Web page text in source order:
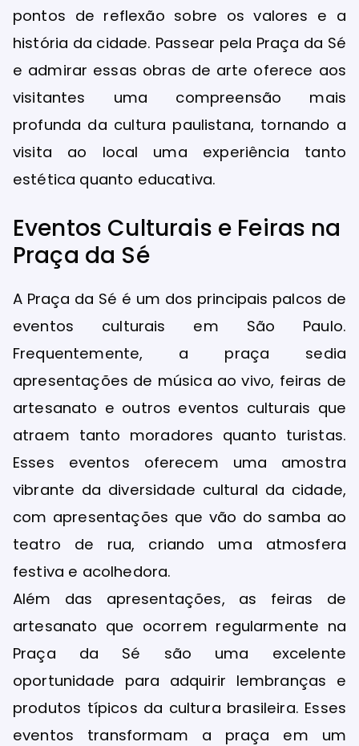
pontos de reflexão sobre os valores e a
história da cidade. Passear pela Praça da Sé
e admirar essas obras de arte oferece aos
visitantes uma compreensão mais
profunda da cultura paulistana, tornando a
visita ao local uma experiência tanto
estética quanto educativa.
Eventos Culturais e Feiras na
Praça da Sé
A Praça da Sé é um dos principais palcos de
eventos culturais em São Paulo.
Frequentemente, a praça sedia
apresentações de música ao vivo, feiras de
artesanato e outros eventos culturais que
atraem tanto moradores quanto turistas.
Esses eventos oferecem uma amostra
vibrante da diversidade cultural da cidade,
com apresentações que vão do samba ao
teatro de rua, criando uma atmosfera
festiva e acolhedora.
Além das apresentações, as feiras de
artesanato que ocorrem regularmente na
Praça da Sé são uma excelente
oportunidade para adquirir lembranças e
produtos típicos da cultura brasileira. Esses
eventos transformam a praça em um